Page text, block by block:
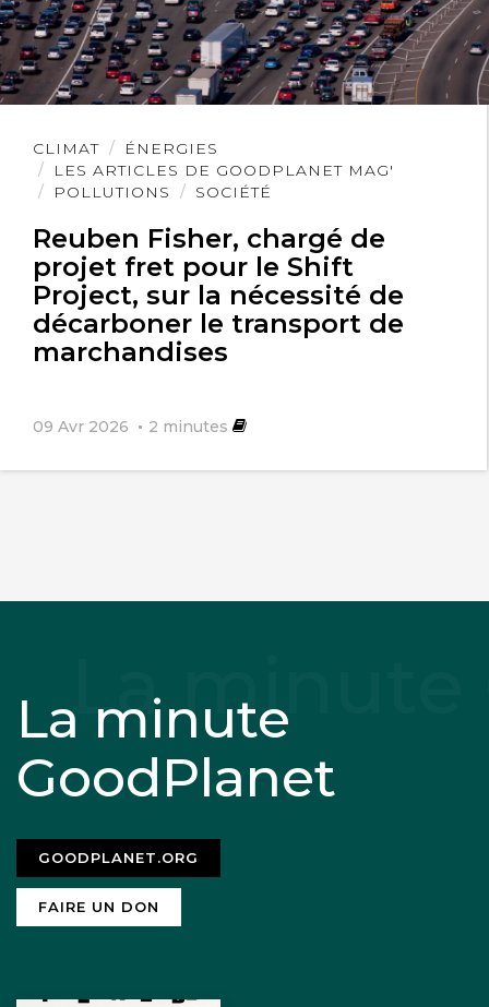
CLIMAT
ÉNERGIES
LES ARTICLES DE GOODPLANET MAG'
POLLUTIONS
SOCIÉTÉ
Reuben Fisher, chargé de
projet fret pour le Shift
Project, sur la nécessité de
décarboner le transport de
marchandises
09 Avr 2026 2 minutes
Lire
l'article
La minute
GoodPlanet
GOODPLANET.ORG
FAIRE UN DON